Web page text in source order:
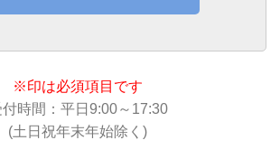
※印は必須項目です
付時間：平日9:00～17:30
(土日祝年末年始除く)